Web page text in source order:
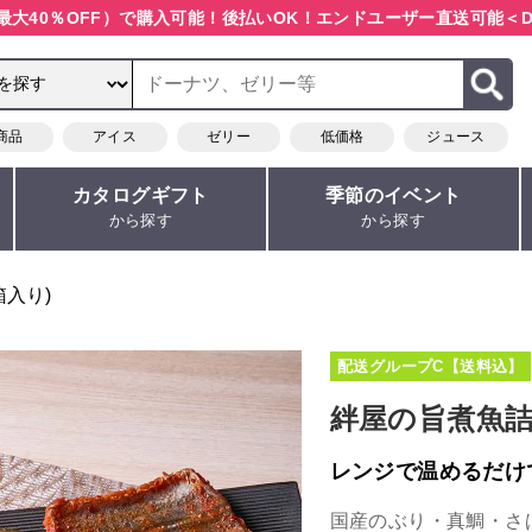
大40％OFF）で購入可能！ 後払いOK！エンドユーザー直送可能＜
品 アイス ゼリー 低価格 ジュース
カタログギフト
から探す
季節のイベント
から探す
入り)
配送グループC【送料込】
絆屋の旨煮魚
レンジで温めるだ
国産のぶり・真鯛・